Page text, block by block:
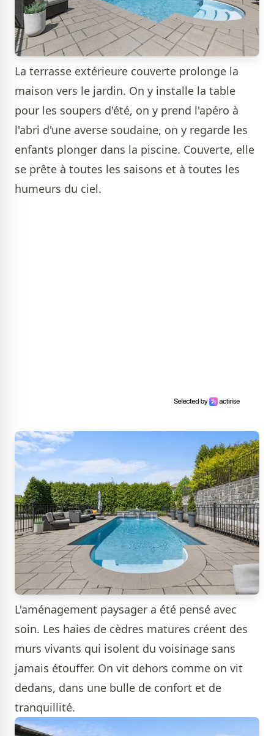
La terrasse extérieure couverte prolonge la
maison vers le jardin. On y installe la table
pour les soupers d'été, on y prend l'apéro à
l'abri d'une averse soudaine, on y regarde les
enfants plonger dans la piscine. Couverte, elle
se prête à toutes les saisons et à toutes les
humeurs du ciel.
L'aménagement paysager a été pensé avec
soin. Les haies de cèdres matures créent des
murs vivants qui isolent du voisinage sans
jamais étouffer. On vit dehors comme on vit
dedans, dans une bulle de confort et de
tranquillité.